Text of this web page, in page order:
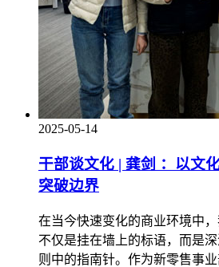
2025-05-14
干部谈文化 | 龚剑 ：以文
突破边界
在当今快速变化的商业环境中
不仅是挂在墙上的标语，而是
则中的指南针。作为新零售事